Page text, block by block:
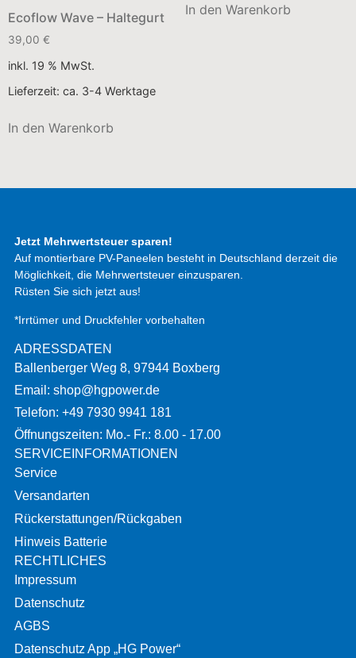
Ecoflow Wave – Haltegurt
39,00 €
inkl. 19 % MwSt.
Lieferzeit: ca. 3-4 Werktage
In den Warenkorb
In den Warenkorb
Jetzt Mehrwertsteuer sparen!
Auf montierbare PV-Paneelen besteht in Deutschland derzeit die
Möglichkeit, die Mehrwertsteuer einzusparen.
Rüsten Sie sich jetzt aus!
*Irrtümer und Druckfehler vorbehalten
ADRESSDATEN
Ballenberger Weg 8, 97944 Boxberg
Email: shop@hgpower.de
Telefon: +49 7930 9941 181
Öffnungszeiten: Mo.- Fr.: 8.00 - 17.00
SERVICEINFORMATIONEN
Service
Versandarten
Rückerstattungen/Rückgaben
Hinweis Batterie
RECHTLICHES
Impressum
Datenschutz
AGBS
Datenschutz App „HG Power“